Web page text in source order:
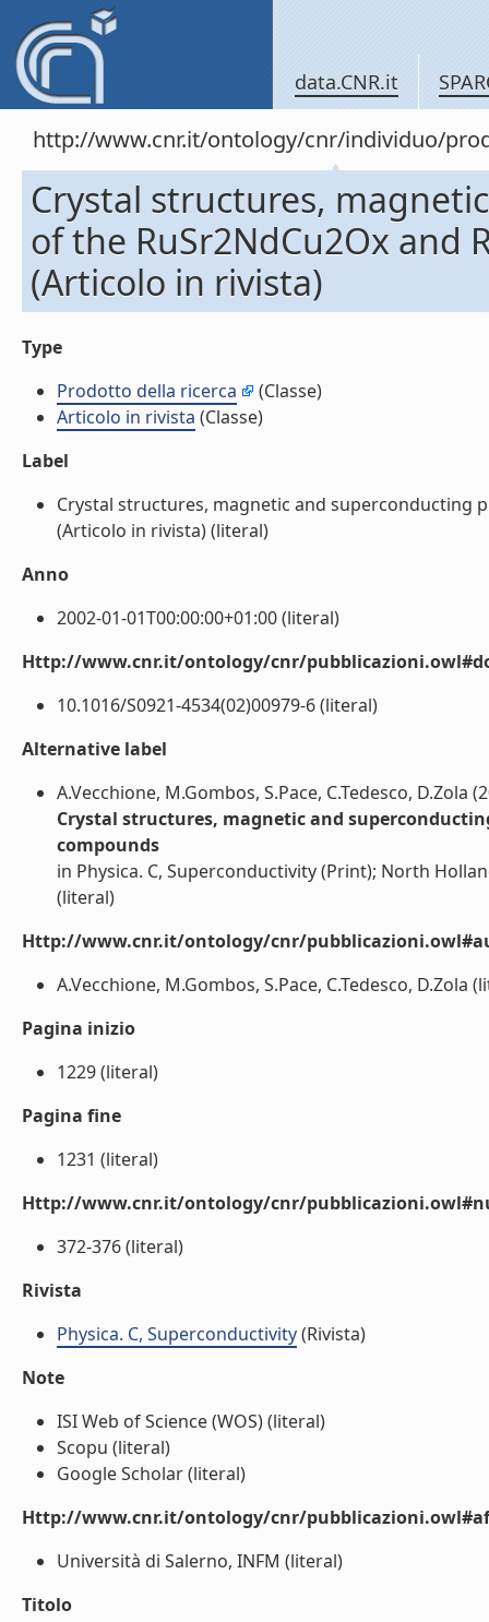
data.CNR.it
http://www.cnr.it/ontology/cnr/individuo/
Crystal structures,
of the RuSr2NdCu2Ox and
(Articolo in rivista)
Type
Prodotto della ricerca
(Classe)
Articolo in rivista (Classe)
Label
Crystal structures, magnetic and superconducting
(Articolo in rivista) (literal)
Anno
2002-01-01T00:00:00+01:00 (literal)
Http://www.cnr.it/ontology/cnr/
10.1016/S0921-4534(02)00979-6 (literal)
Alternative label
A.Vecchione, M.Gombos, S.Pace, C.Tedesco, D.Zola
Crystal structures, magnetic and
compounds
in Physica. C, Superconductivity (Print); North
(literal)
Http://www.cnr.it/ontology/cnr/
A.Vecchione, M.Gombos, S.Pace, C.Tedesco, D.Zola
Pagina inizio
1229 (literal)
Pagina fine
1231 (literal)
Http://www.cnr.it/ontology/cnr/
372-376 (literal)
Rivista
Physica. C, Superconductivity(Rivista)
Note
ISI Web of Science (WOS) (literal)
Scopu (literal)
Google Scholar (literal)
Http://www.cnr.it/ontology/cnr/
Università di Salerno, INFM (literal)
Titolo